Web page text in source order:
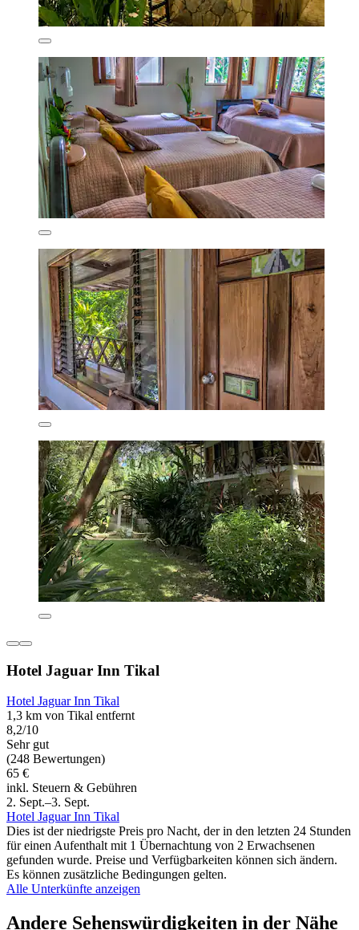
Hotel Jaguar Inn Tikal
Hotel Jaguar Inn Tikal
1,3 km von Tikal entfernt
8,2/10
Sehr gut
(248 Bewertungen)
65 €
inkl. Steuern & Gebühren
2. Sept.–3. Sept.
Hotel Jaguar Inn Tikal
Dies ist der niedrigste Preis pro Nacht, der in den letzten 24 Stunden
für einen Aufenthalt mit 1 Übernachtung von 2 Erwachsenen
gefunden wurde. Preise und Verfügbarkeiten können sich ändern.
Es können zusätzliche Bedingungen gelten.
Alle Unterkünfte anzeigen
Andere Sehenswürdigkeiten in der Nähe